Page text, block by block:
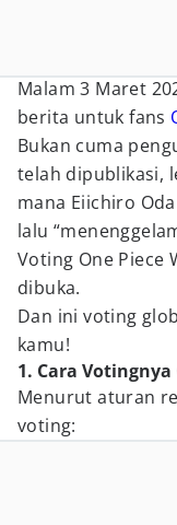
Malam 3 Maret
berita untuk fans
Bukan cuma
telah dipublikasi,
mana Eiichiro
lalu
Voting One Piece
dibuka.
Dan ini voting
kamu!
1. Cara
Menurut aturan
voting: